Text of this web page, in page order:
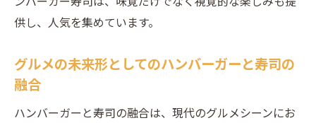
供し、人気を集めています。
グルメの未来形としてのハンバーガーと寿司の
融合
ハンバーガーと寿司の融合は、現代のグルメシーンにお